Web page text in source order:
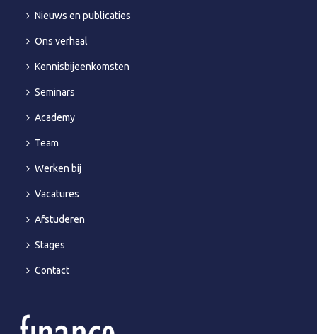
Nieuws en publicaties
Ons verhaal
Kennisbijeenkomsten
Seminars
Academy
Team
Werken bij
Vacatures
Afstuderen
Stages
Contact